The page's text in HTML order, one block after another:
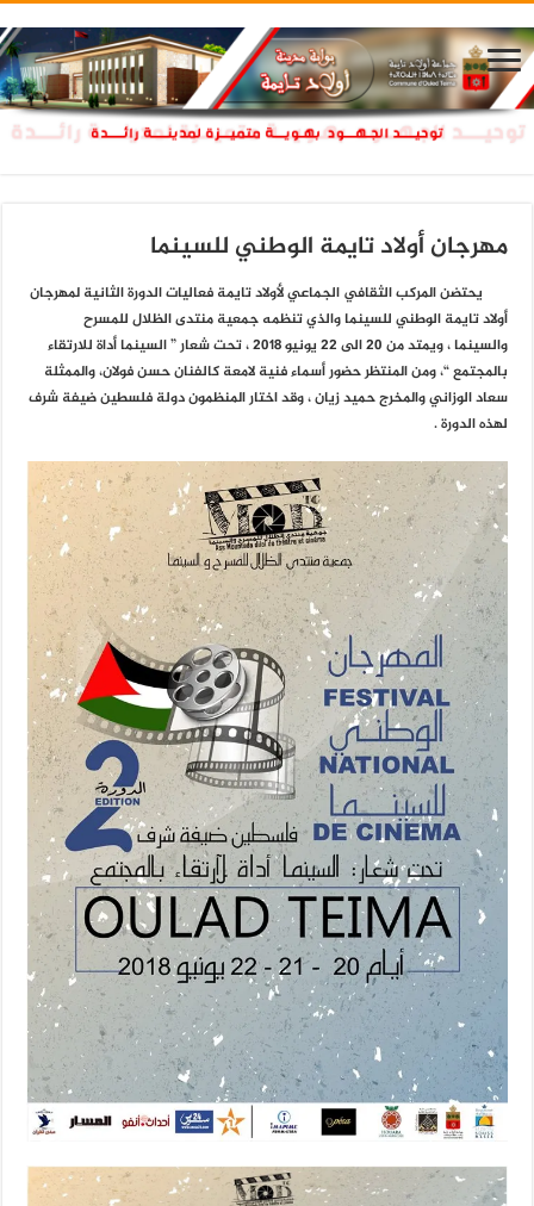
مهرجان أولاد تايمة الوطني للسينما
يحتضن المركب الثقافي الجماعي لأولاد تايمة فعاليات الدورة الثانية لمهرجان
أولاد تايمة الوطني للسينما والذي تنظمه جمعية منتدى الظلال للمسرح
والسينما ، ويمتد من 20 الى 22 يونيو 2018 ، تحت شعار ” السينما أداة للارتقاء
بالمجتمع “، ومن المنتظر حضور أسماء فنية لامعة كالفنان حسن فولان، والممثلة
سعاد الوزاني والمخرج حميد زيان ، وقد اختار المنظمون دولة فلسطين ضيفة شرف
لهذه الدورة .